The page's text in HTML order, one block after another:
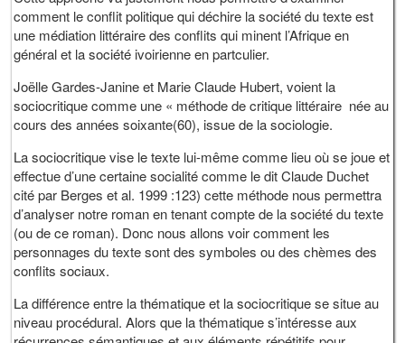
comment le conflit politique qui déchire la société du texte est
une médiation littéraire des conflits qui minent l’Afrique en
général et la société ivoirienne en partculier.
Joëlle Gardes-Janine et Marie Claude Hubert, voient la
sociocritique comme une « méthode de critique littéraire née au
cours des années soixante(60), issue de la sociologie.
La sociocritique vise le texte lui-même comme lieu où se joue et
effectue d’une certaine socialité comme le dit Claude Duchet
cité par Berges et al. 1999 :123) cette méthode nous permettra
d’analyser notre roman en tenant compte de la société du texte
(ou de ce roman). Donc nous allons voir comment les
personnages du texte sont des symboles ou des chèmes des
conflits sociaux.
La différence entre la thématique et la sociocritique se situe au
niveau procédural. Alors que la thématique s’intéresse aux